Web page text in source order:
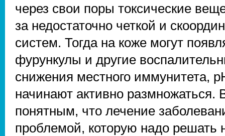
через свои поры токсические
за недостаточно четкой и
систем. Тогда на коже могут
фурункулы и другие
снижения местного иммунитета,
начинают активно
понятным, что лечение
проблемой, которую надо решать